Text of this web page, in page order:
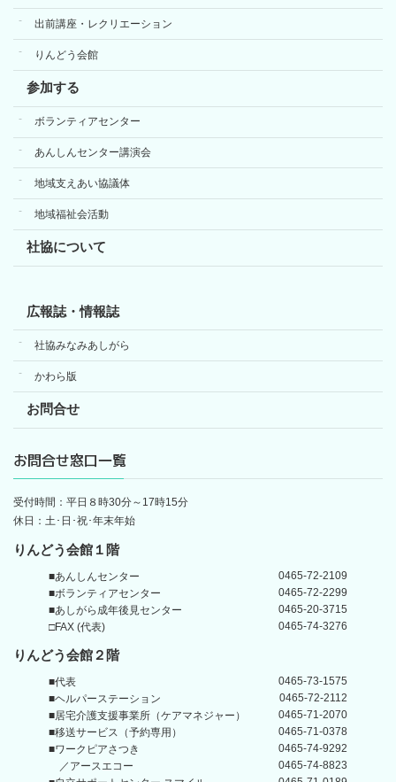
出前講座・レクリエーション
りんどう会館
参加する
ボランティアセンター
あんしんセンター講演会
地域支えあい協議体
地域福祉会活動
社協について
広報誌・情報誌
社協みなみあしがら
かわら版
お問合せ
お問合せ窓口一覧
受付時間：平日８時30分～17時15分
休日：土･日･祝･年末年始
りんどう会館１階
■あんしんセンター
0465-72-2109
■ボランティアセンター
0465-72-2299
■あしがら成年後見センター
0465-20-3715
□FAX (代表)
0465-74-3276
りんどう会館 ２階
■代表
0465-73-1575
■ヘルパーステーション
0465-72-2112
■居宅介護支援事業所 （ケアマネジャー）
0465-71-2070
■移送サービス（予約専用）
0465-71-0378
■ワークピアさつき
0465-74-9292
／アースエコー
0465-74-8823